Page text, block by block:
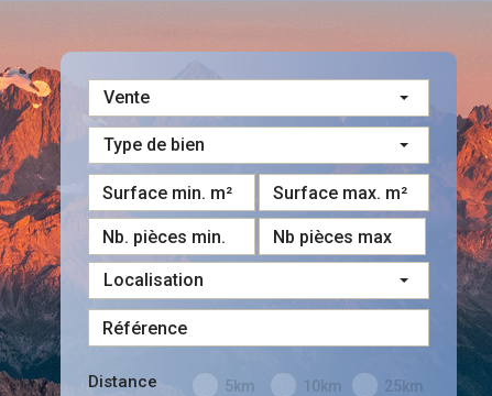
Vente
Type de bien
Localisation
Distance 5km 10km 25km